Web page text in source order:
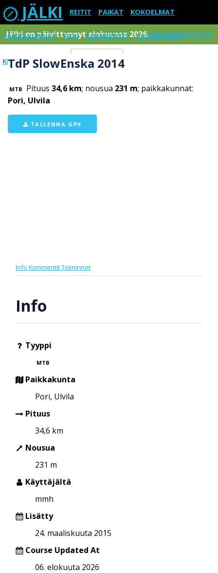
JÄLKI REITIT PAIKAT KOKOELMAT
PAIKKAKUNNAT ETSI KOMMENTIT RAJOITUKSET
KIRJAUDU SISÄÄN Menu
Jälki on päivittynnyt elokuussa 2026.Lue tarkemmin
TdP SlowEnska 2014
MTB Pituus 34,6 km; nousua 231 m; paikkakunnat:
Pori, Ulvila
TALLENNA GPX
Info KommentitToiminnot
Info
Tyyppi
MTB
Paikkakunta
Pori, Ulvila
Pituus
34,6 km
Nousua
231 m
Käyttäjältä
mmh
Lisätty
24. maaliskuuta 2015
Course Updated At
06. elokuuta 2026